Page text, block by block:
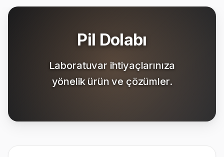
Pil Dolabı
Laboratuvar ihtiyaçlarınıza
yönelik ürün ve çözümler.